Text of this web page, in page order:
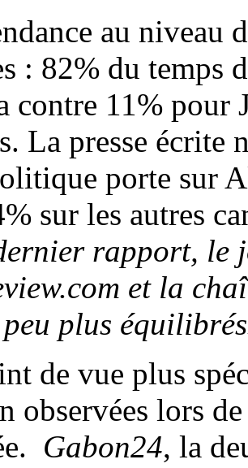
au niveau
: 82% du temps
contre 11% pour
La presse écrite
porte sur
sur les autres
rapport, le
et la
plus
de vue plus
observées lors
Gabon24, la